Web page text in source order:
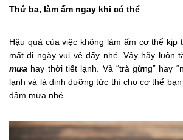
Thứ ba, làm ấm ngay khi có thể
Hậu quả của việc không làm ấm cơ thể kịp
mất đi ngày vui vẻ đấy nhé. Vậy hãy luôn
mưa hay thời tiết lạnh. Và “trà gừng” hay
lạnh và là dinh dưỡng tức thì cho cơ thể
dầm mưa nhé.